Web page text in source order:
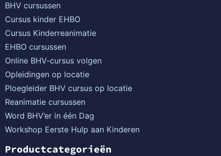
BHV cursussen
Cursus kinder EHBO
Cursus Kinderreanimatie
EHBO cursussen
Online BHV-cursus volgen
Opleidingen op locatie
Ploegleider BHV cursus op locatie
Reanimatie cursussen
Word BHV’er in één Dag
Workshop Eerste Hulp aan Kinderen
Productcategorieën